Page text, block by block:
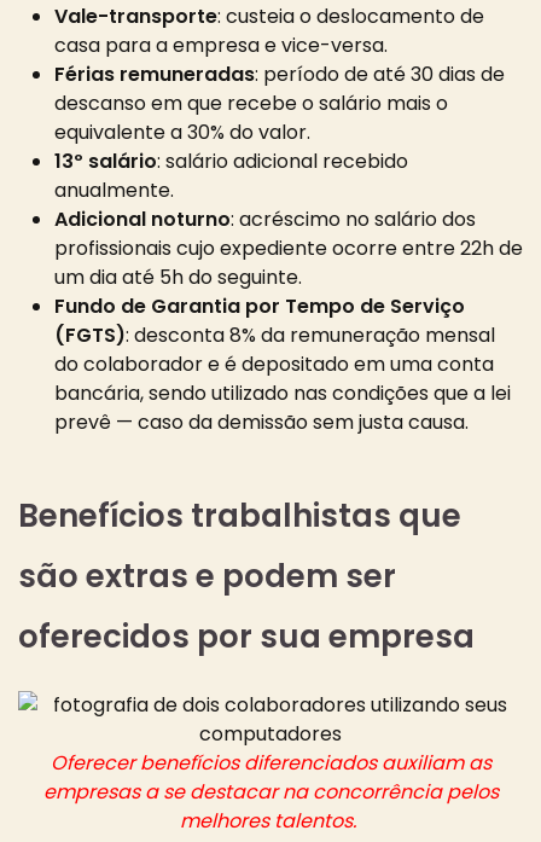
Vale-transporte: custeia o deslocamento de
casa para a empresa e vice-versa.
Férias remuneradas: período de até 30 dias de
descanso em que recebe o salário mais o
equivalente a 30% do valor.
13º salário: salário adicional recebido
anualmente.
Adicional noturno: acréscimo no salário dos
profissionais cujo expediente ocorre entre 22h de
um dia até 5h do seguinte.
Fundo de Garantia por Tempo de Serviço
(FGTS): desconta 8% da remuneração mensal
do colaborador e é depositado em uma conta
bancária, sendo utilizado nas condições que a lei
prevê — caso da demissão sem justa causa.
Benefícios trabalhistas que
são extras e podem ser
oferecidos por sua empresa
Oferecer benefícios diferenciados auxiliam as
empresas a se destacar na concorrência pelos
melhores talentos.